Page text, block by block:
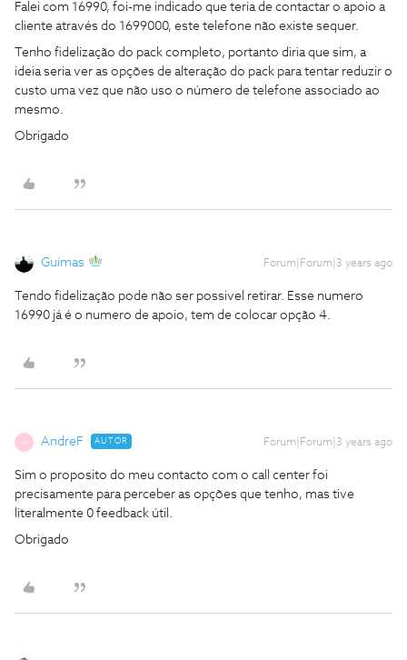
Falei com 16990, foi-me indicado que teria de contactar o apoio a
cliente através do 1699000, este telefone não existe sequer.
Tenho fidelização do pack completo, portanto diria que sim, a
ideia seria ver as opções de alteração do pack para tentar reduzir o
custo uma vez que não uso o número de telefone associado ao
mesmo.
Obrigado
Guimas Forum|Forum|3 years ago
Tendo fidelização pode não ser possivel retirar. Esse numero
16990 já é o numero de apoio, tem de colocar opção 4.
A AndreF AUTOR Forum|Forum|3 years ago
Sim o proposito do meu contacto com o call center foi
precisamente para perceber as opções que tenho, mas tive
literalmente 0 feedback útil.
Obrigado